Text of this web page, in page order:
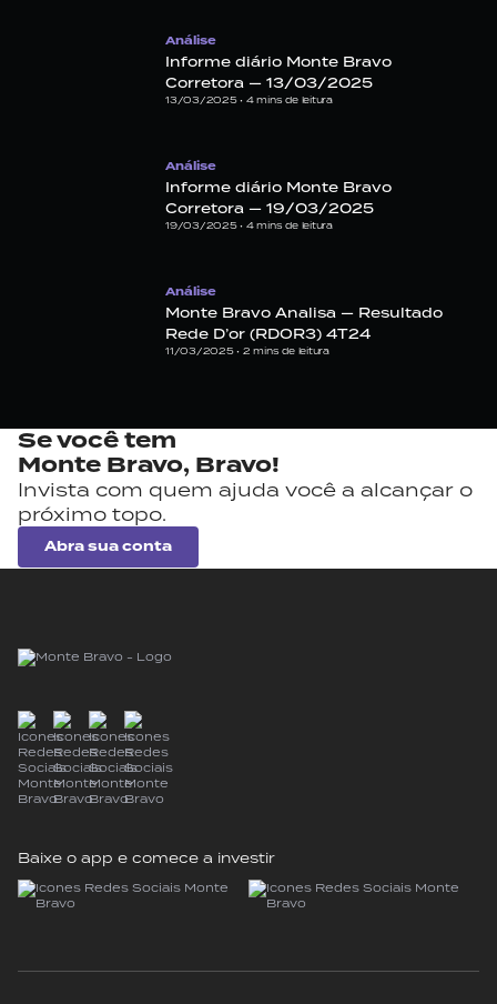
Análise
Informe diário Monte Bravo
Corretora — 13/03/2025
13/03/2025 • 4 mins de leitura
Análise
Informe diário Monte Bravo
Corretora — 19/03/2025
19/03/2025 • 4 mins de leitura
Análise
Monte Bravo Analisa — Resultado
Rede D’or (RDOR3) 4T24
11/03/2025 • 2 mins de leitura
Se você tem
Monte Bravo, Bravo!
Invista com quem ajuda você a alcançar o
próximo topo.
Abra sua conta
Baixe o app e comece a investir